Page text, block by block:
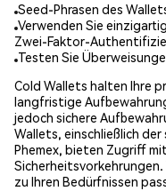
Seed-Phrasen des
Verwenden Sie
Zwei-Faktor-
Testen Sie
Cold Wallets halten Ihre
langfristige
jedoch sichere
Wallets, einschließlich
Phemex, bieten Zugriff
zu Ihren Bedürfnissen